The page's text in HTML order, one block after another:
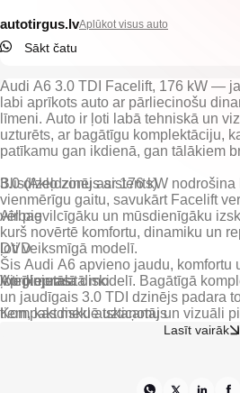
autotirgus.lvAplūkot visus auto
Sākt čatu
Audi A6 3.0 TDI Facelift, 176 kW —
labi aprīkots auto ar pārliecinošu
līmeni. Auto ir ļoti labā tehniskā un
uzturēts, ar bagātīgu komplektāciju,
patīkamu gan ikdienā, gan tālākiem
3.0 dīzeļdzinējs ar 176 kW
vienmērīgu gaitu, savukārt Facelift
vēl pievilcīgāku un mūsdienīgāku
kurš novērtē komfortu, dinamiku un
ļoti veiksmīgā modelī.
Blis(Aklo zonu asistents)
Airbag
DVD
Vieglmetāla diski
Kompaktdisku atskaņotājs
Šis Audi A6 apvieno jaudu, komfortu
ļoti pieprasītā modelī. Bagātīgā
un jaudīgais 3.0 TDI dzinējs padara
tiem, kas meklē uzticamu un vizuāli
Lasīt vairāk